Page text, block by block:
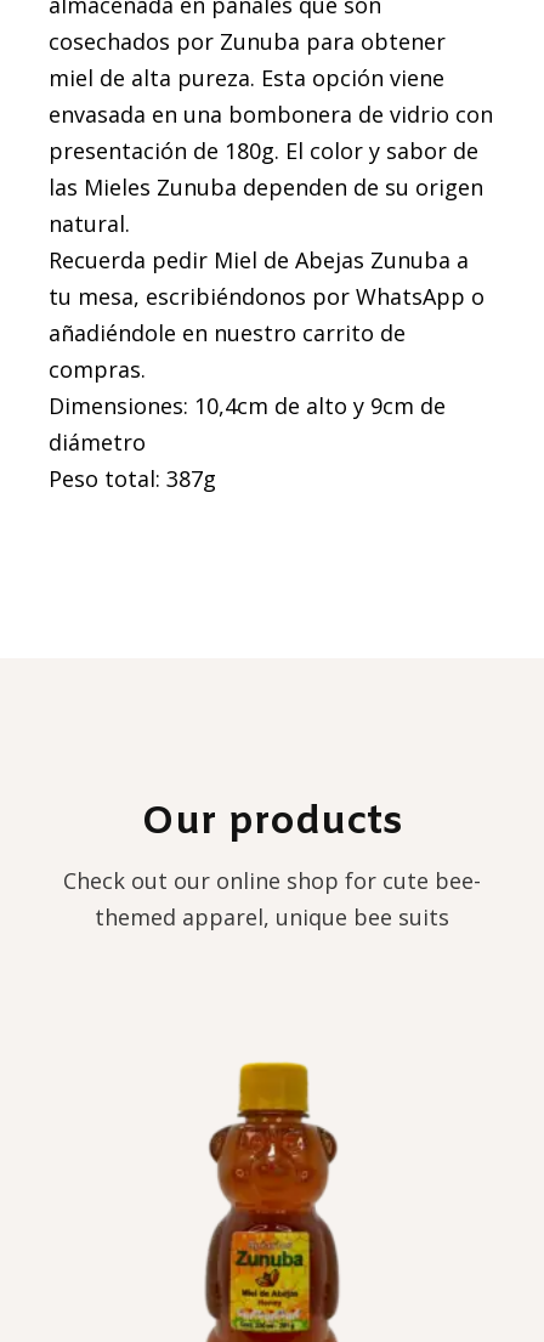
cosechados por Zunuba para obtener
miel de alta pureza. Esta opción viene
envasada en una bombonera de vidrio con
presentación de 180g. El color y sabor de
las Mieles Zunuba dependen de su origen
natural.
Recuerda pedir Miel de Abejas Zunuba a
tu mesa, escribiéndonos por WhatsApp o
añadiéndole en nuestro carrito de
compras.
Dimensiones: 10,4cm de alto y 9cm de
diámetro
Peso total: 387g
Our products
Check out our online shop for cute bee-
themed apparel, unique bee suits